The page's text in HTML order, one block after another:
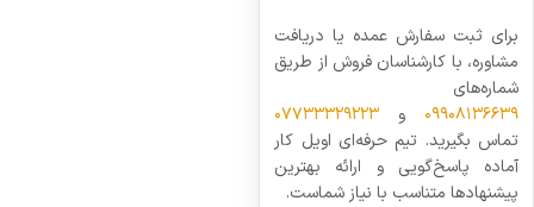
برای ثبت سفارش عمده یا دریافت
مشاوره، با کارشناسان فروش از طریق
شماره‌های
۰۹۹۰۸۱۳۶۶۳۹
و ۰۷۷۳۳۳۲۹۲۲۳
تماس بگیرید. تیم حرفه‌ای اویل کار
آماده پاسخ‌گویی و ارائه بهترین
پیشنهادها متناسب با نیاز شماست.